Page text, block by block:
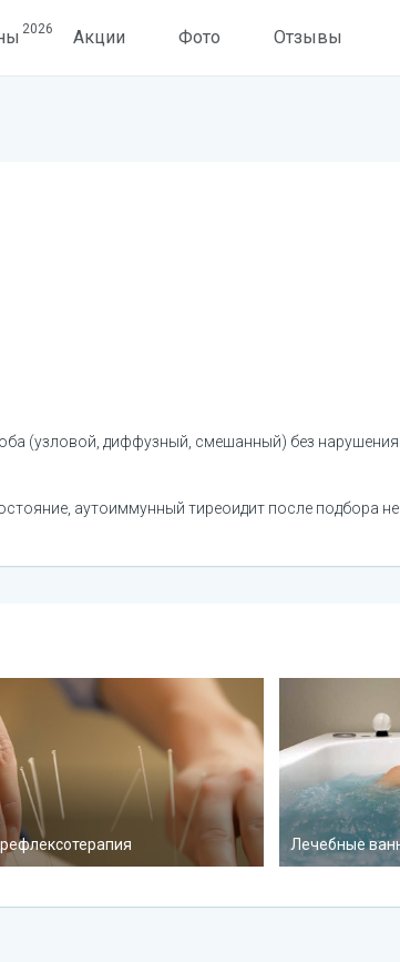
2026 Акции Фото Отзывы
(узловой, диффузный, смешанный) без
аутоиммунный тиреоидит после подбора
Лечебные